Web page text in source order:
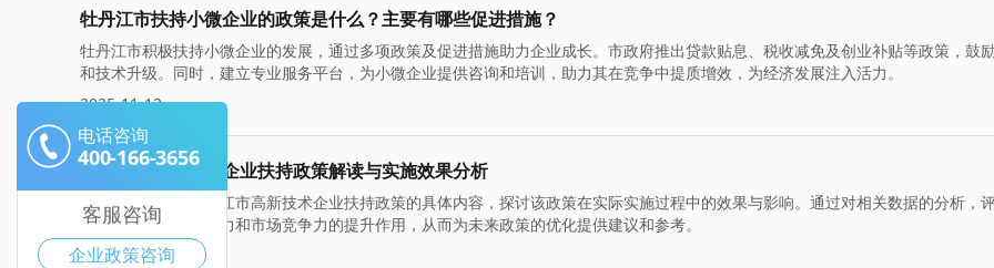
牡丹江市扶持小微企业的政策是什么？主要有哪些促进措施？
牡丹江市积极扶持小微企业的发展，通过多项政策及促进措施助力企业成长。市政府推出贷款贴息、税收减免及创业补贴等政策，鼓
和技术升级。同时，建立专业服务平台，为小微企业提供咨询和培训，助力其在竞争中提质增效，为经济发展注入活力。
2025-11-12
牡丹江市高新技术企业扶持政策解读与实施效果分析
本文将深入解析牡丹江市高新技术企业扶持政策的具体内容，探讨该政策在实际实施过程中的效果与影响。通过对相关数据的分析，
持措施对企业创新能力和市场竞争力的提升作用，从而为未来政策的优化提供建议和参考。
2025-11-10
电话咨询
400-166-3656
客服咨询
企业政策咨询